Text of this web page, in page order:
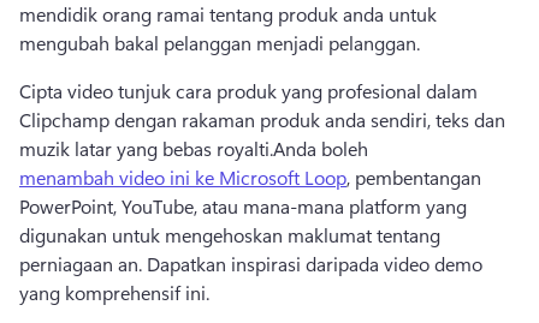
mendidik orang ramai tentang produk anda untuk
mengubah bakal pelanggan menjadi pelanggan.
Cipta video tunjuk cara produk yang profesional dalam
Clipchamp dengan rakaman produk anda sendiri, teks dan
muzik latar yang bebas royalti.Anda boleh
menambah video ini ke Microsoft Loop, pembentangan
PowerPoint, YouTube, atau mana-mana platform yang
digunakan untuk mengehoskan maklumat tentang
perniagaan an. Dapatkan inspirasi daripada video demo
yang komprehensif ini.